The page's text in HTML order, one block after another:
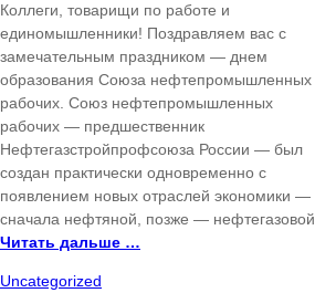
Коллеги, товарищи по работе и
единомышленники! Поздравляем вас с
замечательным праздником — днем
образования Союза нефтепромышленных
рабочих. Союз нефтепромышленных
рабочих — предшественник
Нефтегазстройпрофсоюза России — был
создан практически одновременно с
появлением новых отраслей экономики —
сначала нефтяной, позже — нефтегазовой
Читать дальше …
Uncategorized